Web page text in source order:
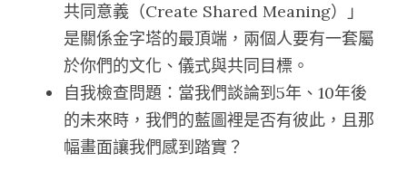
共同意義（Create Shared Meaning）」
是關係金字塔的最頂端，兩個人要有一套屬
於你們的文化、儀式與共同目標。
自我檢查問題：當我們談論到5年、10年後
的未來時，我們的藍圖裡是否有彼此，且那
幅畫面讓我們感到踏實？